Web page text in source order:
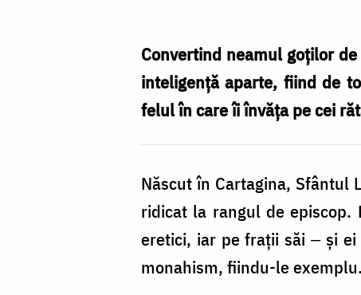
Convertind neamul goților
inteligență aparte, fiind de
felul în care îi învăța pe cei
Născut în Cartagina, Sfântul
ridicat la rangul de episcop.
eretici, iar pe frații săi ‒ și
monahism, fiindu-le exemplu.